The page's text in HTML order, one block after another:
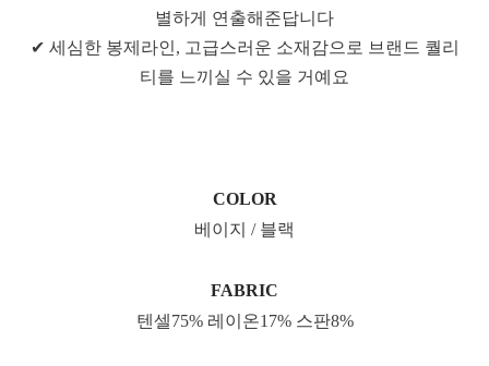
별하게 연출해준답니다
✔ 세심한 봉제라인, 고급스러운 소재감으로 브랜드 퀄리
티를 느끼실 수 있을 거예요
COLOR
베이지 / 블랙
FABRIC
텐셀75% 레이온17% 스판8%